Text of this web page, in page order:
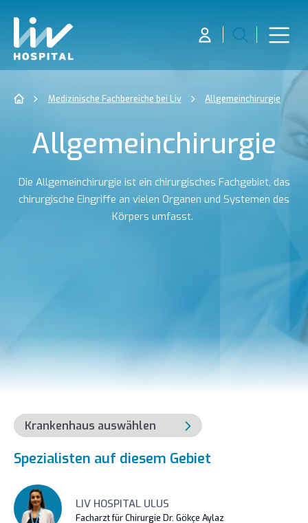
Medizinische Fachbereiche bei Liv Allgemeinchirurgie
Allgemeinchirurgie
Die Allgemeinchirurgie ist ein chirurgisches Fachgebiet, das
chirurgische Eingriffe an vielen Organen und Systemen des
Körpers umfasst.
Spezialisten auf diesem Gebiet
LIV HOSPITAL ULUS
Facharzt für Chirurgie Dr. Gökçe Aylaz